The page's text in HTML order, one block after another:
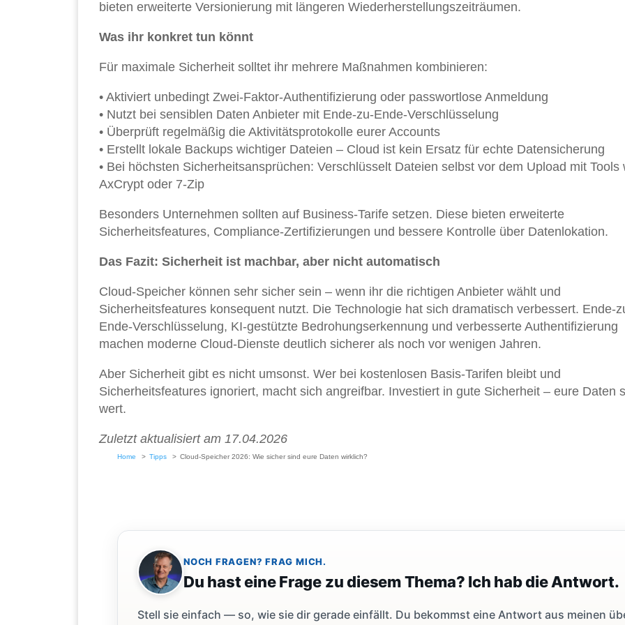
bieten erweiterte Versionierung mit längeren Wiederherstellungszeiträumen.
Was ihr konkret tun könnt
Für maximale Sicherheit solltet ihr mehrere Maßnahmen kombinieren:
• Aktiviert unbedingt Zwei-Faktor-Authentifizierung oder passwortlose Anmeldung
• Nutzt bei sensiblen Daten Anbieter mit Ende-zu-Ende-Verschlüsselung
• Überprüft regelmäßig die Aktivitätsprotokolle eurer Accounts
• Erstellt lokale Backups wichtiger Dateien – Cloud ist kein Ersatz für echte Datensicherung
• Bei höchsten Sicherheitsansprüchen: Verschlüsselt Dateien selbst vor dem Upload mit Tools
AxCrypt oder 7-Zip
Besonders Unternehmen sollten auf Business-Tarife setzen. Diese bieten erweiterte
Sicherheitsfeatures, Compliance-Zertifizierungen und bessere Kontrolle über Datenlokation.
Das Fazit: Sicherheit ist machbar, aber nicht automatisch
Cloud-Speicher können sehr sicher sein – wenn ihr die richtigen Anbieter wählt und
Sicherheitsfeatures konsequent nutzt. Die Technologie hat sich dramatisch verbessert. Ende-
Ende-Verschlüsselung, KI-gestützte Bedrohungserkennung und verbesserte Authentifizierung
machen moderne Cloud-Dienste deutlich sicherer als noch vor wenigen Jahren.
Aber Sicherheit gibt es nicht umsonst. Wer bei kostenlosen Basis-Tarifen bleibt und
Sicherheitsfeatures ignoriert, macht sich angreifbar. Investiert in gute Sicherheit – eure Daten
wert.
Zuletzt aktualisiert am 17.04.2026
Home Tipps Cloud-Speicher 2026: Wie sicher sind eure Daten wirklich?
NOCH FRAGEN? FRAG MICH.
Du hast eine Frage zu diesem Thema? Ich hab die Antwort.
Stell sie einfach — so, wie sie dir gerade einfällt. Du bekommst eine Antwort aus meinen